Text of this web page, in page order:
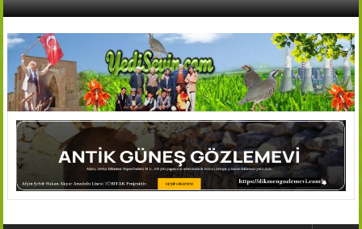
İçeriğe
AFŞİN
YEDİSEVİN
HABER